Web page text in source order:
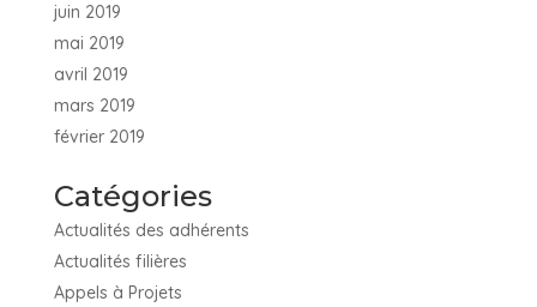
juin 2019
mai 2019
avril 2019
mars 2019
février 2019
Catégories
Actualités des adhérents
Actualités filières
Appels à Projets